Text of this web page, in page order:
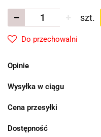
szt.
Do przechowalni
Opinie
Wysyłka w ciągu
Cena przesyłki
Dostępność